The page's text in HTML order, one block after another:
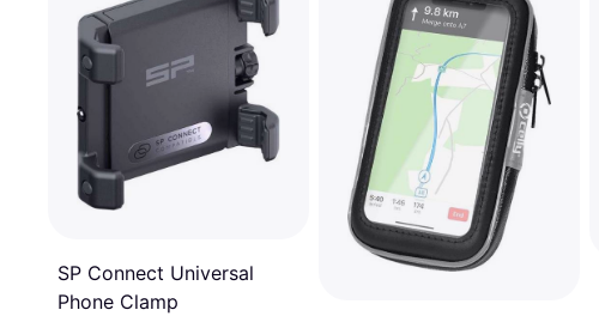
SP Connect Universal
Phone Clamp